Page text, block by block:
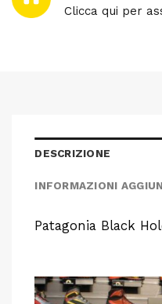
Clicca qui per
DESCRIZIONE
INFORMAZIONI
Patagonia Black